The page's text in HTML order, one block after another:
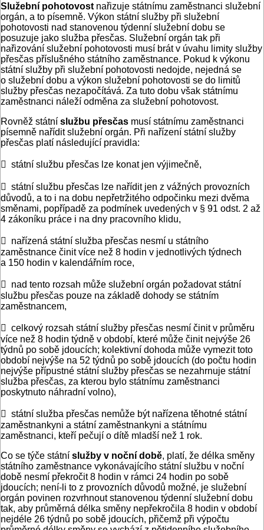
Služební pohotovost nařizuje státnímu zaměstnanci služební
orgán, a to písemně. Výkon státní služby při služební
pohotovosti nad stanovenou týdenní služební dobu se
posuzuje jako služba přesčas. Služební orgán tak při
nařizování služební pohotovosti musí brát v úvahu limity služby
přesčas příslušného státního zaměstnance. Pokud k výkonu
státní služby při služební pohotovosti nedojde, nejedná se
o služební dobu a výkon služební pohotovosti se do limitů
služby přesčas nezapočítává. Za tuto dobu však státnímu
zaměstnanci náleží odměna za služební pohotovost.
Rovněž státní službu přesčas musí státnímu zaměstnanci
písemně nařídit služební orgán. Při nařízení státní služby
přesčas platí následující pravidla:
 státní službu přesčas lze konat jen výjimečně,
 státní službu přesčas lze nařídit jen z vážných provozních
důvodů, a to i na dobu nepřetržitého odpočinku mezi dvěma
směnami, popřípadě za podmínek uvedených v § 91 odst. 2 až
4 zákoníku práce i na dny pracovního klidu,
 nařízená státní služba přesčas nesmí u státního
zaměstnance činit více než 8 hodin v jednotlivých týdnech
a 150 hodin v kalendářním roce,
 nad tento rozsah může služební orgán požadovat státní
službu přesčas pouze na základě dohody se státním
zaměstnancem,
 celkový rozsah státní služby přesčas nesmí činit v průměru
více než 8 hodin týdně v období, které může činit nejvýše 26
týdnů po sobě jdoucích; kolektivní dohoda může vymezit toto
období nejvýše na 52 týdnů po sobě jdoucích (do počtu hodin
nejvýše přípustné státní služby přesčas se nezahrnuje státní
služba přesčas, za kterou bylo státnímu zaměstnanci
poskytnuto náhradní volno),
 státní služba přesčas nemůže být nařízena těhotné státní
zaměstnankyni a státní zaměstnankyni a státnímu
zaměstnanci, kteří pečují o dítě mladší než 1 rok.
Co se týče státní služby v noční době, platí, že délka směny
státního zaměstnance vykonávajícího státní službu v noční
době nesmí překročit 8 hodin v rámci 24 hodin po sobě
jdoucích; není-li to z provozních důvodů možné, je služební
orgán povinen rozvrhnout stanovenou týdenní služební dobu
tak, aby průměrná délka směny nepřekročila 8 hodin v období
nejdéle 26 týdnů po sobě jdoucích, přičemž při výpočtu